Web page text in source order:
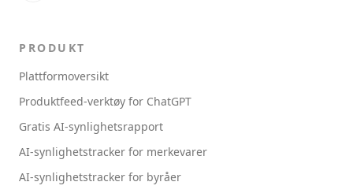
PRODUKT
Plattformoversikt
Produktfeed-verktøy for ChatGPT
Gratis AI-synlighetsrapport
AI-synlighetstracker for merkevarer
AI-synlighetstracker for byråer